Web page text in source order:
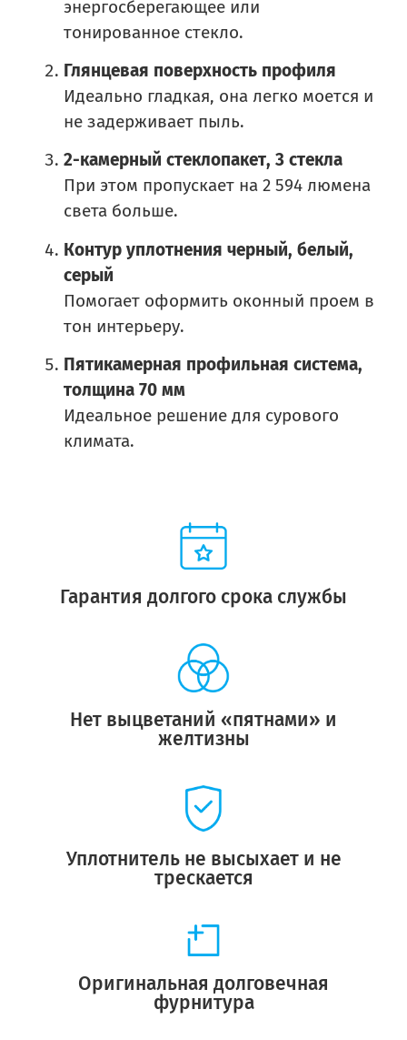
энергосберегающее или
тонированное стекло.
Глянцевая поверхность профиля
Идеально гладкая, она легко моется и
не задерживает пыль.
2-камерный стеклопакет, 3 стекла
При этом пропускает на 2 594 люмена
света больше.
Контур уплотнения черный, белый,
серый
Помогает оформить оконный проем в
тон интерьеру.
Пятикамерная профильная система,
толщина 70 мм
Идеальное решение для сурового
климата.
Гарантия долгого срока службы
Нет выцветаний «пятнами» и
желтизны
Уплотнитель не высыхает и не
трескается
Оригинальная долговечная
фурнитура